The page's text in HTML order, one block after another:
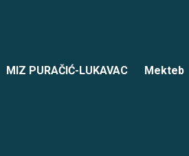
MIZ PURAČIĆ-LUKAVAC Mekteb